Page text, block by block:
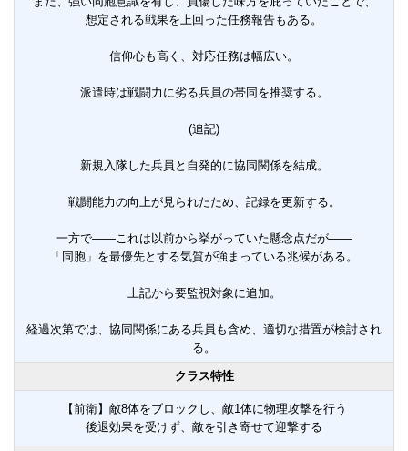
想定される戦果を上回った任務報告もある。
信仰心も高く、対応任務は幅広い。
派遣時は戦闘力に劣る兵員の帯同を推奨する。
(追記)
新規入隊した兵員と自発的に協同関係を結成。
戦闘能力の向上が見られたため、記録を更新する。
一方で――これは以前から挙がっていた懸念点だが――
「同胞」を最優先とする気質が強まっている兆候がある。
上記から要監視対象に追加。
経過次第では、協同関係にある兵員も含め、適切な措置が検討され
る。
クラス特性
【前衛】敵8体をブロックし、敵1体に物理攻撃を行う
後退効果を受けず、敵を引き寄せて迎撃する